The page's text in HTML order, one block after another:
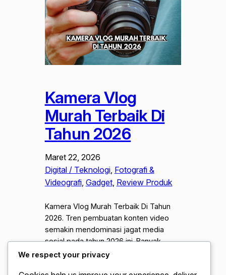
Kamera Vlog
Murah Terbaik Di
Tahun 2026
Maret 22, 2026
Digital / Teknologi, Fotografi &
Videografi, Gadget, Review Produk
Kamera Vlog Murah Terbaik Di Tahun
2026. Tren pembuatan konten video
semakin mendominasi jagat media
sosial pada tahun 2026 ini. Banyak
kreator pemula mencari perangkat
We respect your privacy